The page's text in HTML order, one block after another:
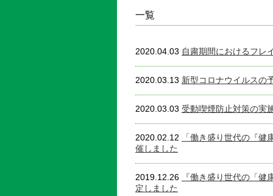
一覧
2020.04.03 自粛期間におけるフレ
2020.03.13 新型コロナウイルスの
2020.03.03 受動喫煙防止対策の実
2020.02.12
「働き盛り世代の『
催しました
2019.12.26
『働き盛り世代の「
定しました